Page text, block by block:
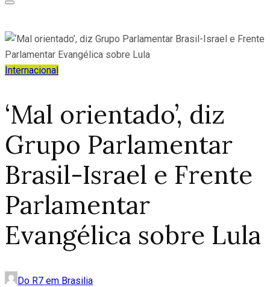
Internacional
‘Mal orientado’, diz
Grupo Parlamentar
Brasil-Israel e Frente
Parlamentar
Evangélica sobre Lula
Do R7 em Brasilia